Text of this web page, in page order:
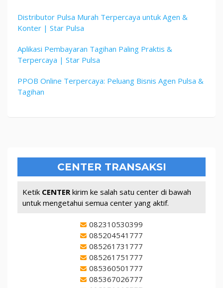
Distributor Pulsa Murah Terpercaya untuk Agen &
Konter | Star Pulsa
Aplikasi Pembayaran Tagihan Paling Praktis &
Terpercaya | Star Pulsa
PPOB Online Terpercaya: Peluang Bisnis Agen Pulsa &
Tagihan
CENTER TRANSAKSI
Ketik CENTER kirim ke salah satu center di bawah
untuk mengetahui semua center yang aktif.
082310530399
085204541777
085261731777
085261751777
085360501777
085367026777